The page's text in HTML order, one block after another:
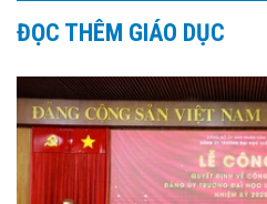
ĐỌC THÊM GIÁO DỤC